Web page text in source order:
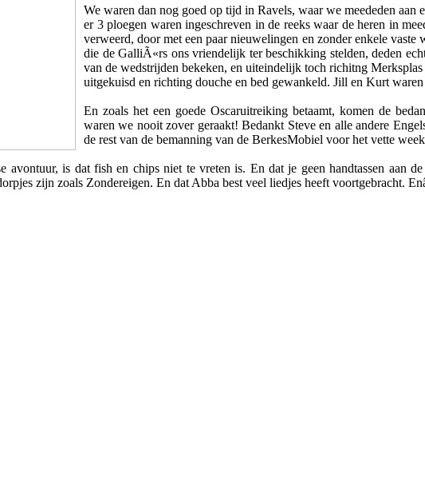
We waren dan nog goed op tijd in Ravels, waar we meededen
er 3 ploegen waren ingeschreven in de reeks waar de heren in
verweerd, door met een paar nieuwelingen en zonder enkele
die de GalliÃ«rs ons vriendelijk ter beschikking stelden, deden
van de wedstrijden bekeken, en uiteindelijk toch richitng
uitgekuisd en richting douche en bed gewankeld. Jill en Kurt
En zoals het een goede Oscaruitreiking betaamt, komen de
waren we nooit zover geraakt! Bedankt Steve en alle andere
de rest van de bemanning van de BerkesMobiel voor het vette
is dat fish en chips niet te vreten is. En dat je geen handtassen aan
zijn zoals Zondereigen. En dat Abba best veel liedjes heeft voortgebracht.